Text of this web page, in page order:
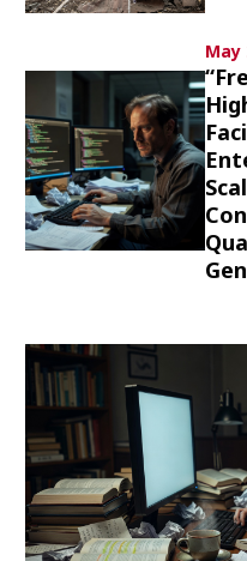
Fukushima
May